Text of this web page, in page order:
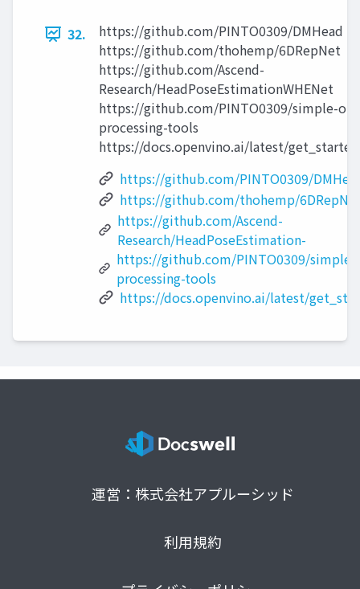
32.
https://github.com/PINTO0309/DMHead
https://github.com/thohemp/6DRepNet
https://github.com/Ascend-
Research/HeadPoseEstimationWHENet
https://github.com/PINTO0309/simple-
processing-tools
https://docs.openvino.ai/latest/
https://github.com/PINTO0309/
https://github.com/thohemp/
https://github.com/Ascend-
Research/HeadPoseEstimation-
https://github.com/PINTO0309/simple-
processing-tools
https://docs.openvino.ai/latest/
運営：株式会社アプルーシッド
利用規約